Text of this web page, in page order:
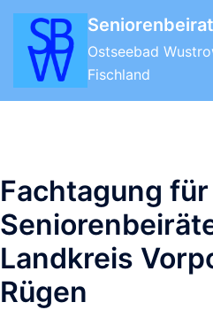
Zum
Inhalt
springen
Ostseebad
Fischland
Fachtagung für
Landkreis
Rügen